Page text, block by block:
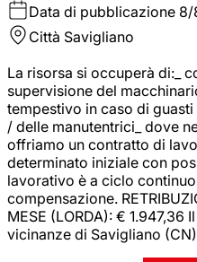
Data di pubblicazione 8/
Città Savigliano
La risorsa si occuperà di:_
supervisione del
tempestivo in caso di
/ delle manutentrici_ dove
offriamo un contratto di
determinato iniziale con
lavorativo è a ciclo
compensazione.
MESE (LORDA): € 1.947,36
vicinanze di Savigliano